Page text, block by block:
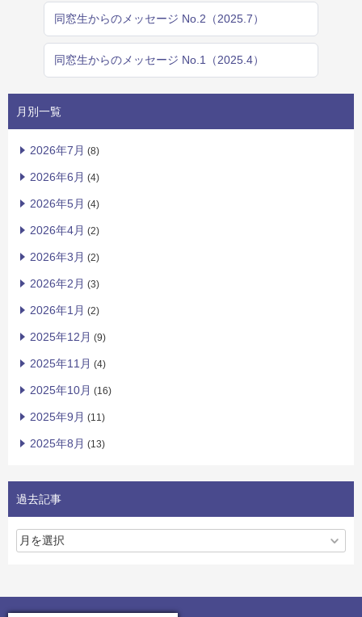
同窓生からのメッセージ No.2（2025.7）
同窓生からのメッセージ No.1（2025.4）
月別一覧
2026年7月 (8)
2026年6月 (4)
2026年5月 (4)
2026年4月 (2)
2026年3月 (2)
2026年2月 (3)
2026年1月 (2)
2025年12月 (9)
2025年11月 (4)
2025年10月 (16)
2025年9月 (11)
2025年8月 (13)
過去記事